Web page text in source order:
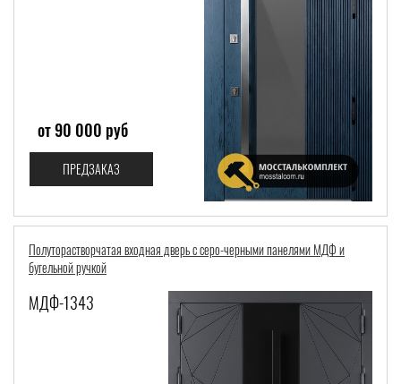
от 90 000 руб
ПРЕДЗАКАЗ
Полуторастворчатая входная дверь с серо-черными панелями МДФ и
бугельной ручкой
МДФ-1343